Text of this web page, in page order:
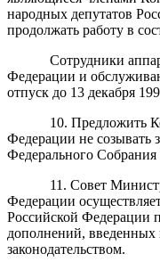
народных депутатов
продолжать работу в
Сотрудники
Федерации и
отпуск до 13 декабря
10. Предложить
Федерации не созывать
Федерального
11. Совет
Федерации
Российской Федерации
дополнений,
законодательством.